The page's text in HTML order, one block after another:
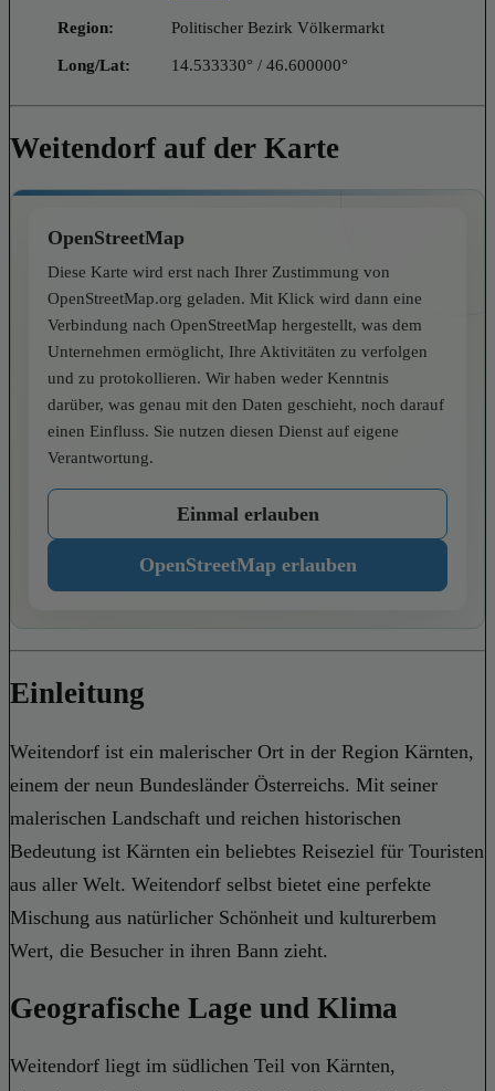
Region: Politischer Bezirk Völkermarkt
Long/Lat: 14.533330° / 46.600000°
Weitendorf auf der Karte
OpenStreetMap
Diese Karte wird erst nach Ihrer Zustimmung von
OpenStreetMap.org geladen. Mit Klick wird dann eine
Verbindung nach OpenStreetMap hergestellt, was dem
Unternehmen ermöglicht, Ihre Aktivitäten zu verfolgen
und zu protokollieren. Wir haben weder Kenntnis
darüber, was genau mit den Daten geschieht, noch darauf
einen Einfluss. Sie nutzen diesen Dienst auf eigene
Verantwortung.
Einmal erlauben
OpenStreetMap erlauben
Einleitung
Weitendorf ist ein malerischer Ort in der Region Kärnten,
einem der neun Bundesländer Österreichs. Mit seiner
malerischen Landschaft und reichen historischen
Bedeutung ist Kärnten ein beliebtes Reiseziel für Touristen
aus aller Welt. Weitendorf selbst bietet eine perfekte
Mischung aus natürlicher Schönheit und kulturerbem
Wert, die Besucher in ihren Bann zieht.
Geografische Lage und Klima
Weitendorf liegt im südlichen Teil von Kärnten,